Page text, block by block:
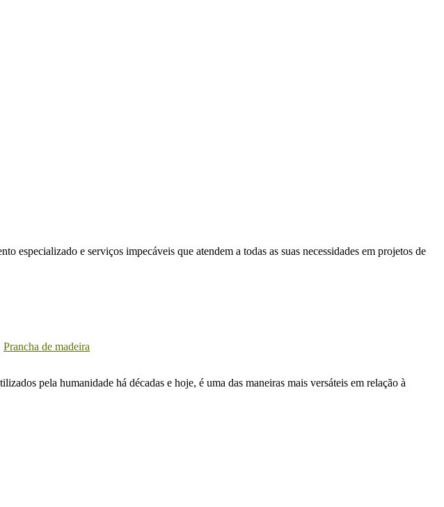
especializado e serviços impecáveis que atendem a todas as suas necessidades em projetos de
Prancha de madeira
pela humanidade há décadas e hoje, é uma das maneiras mais versáteis em relação à